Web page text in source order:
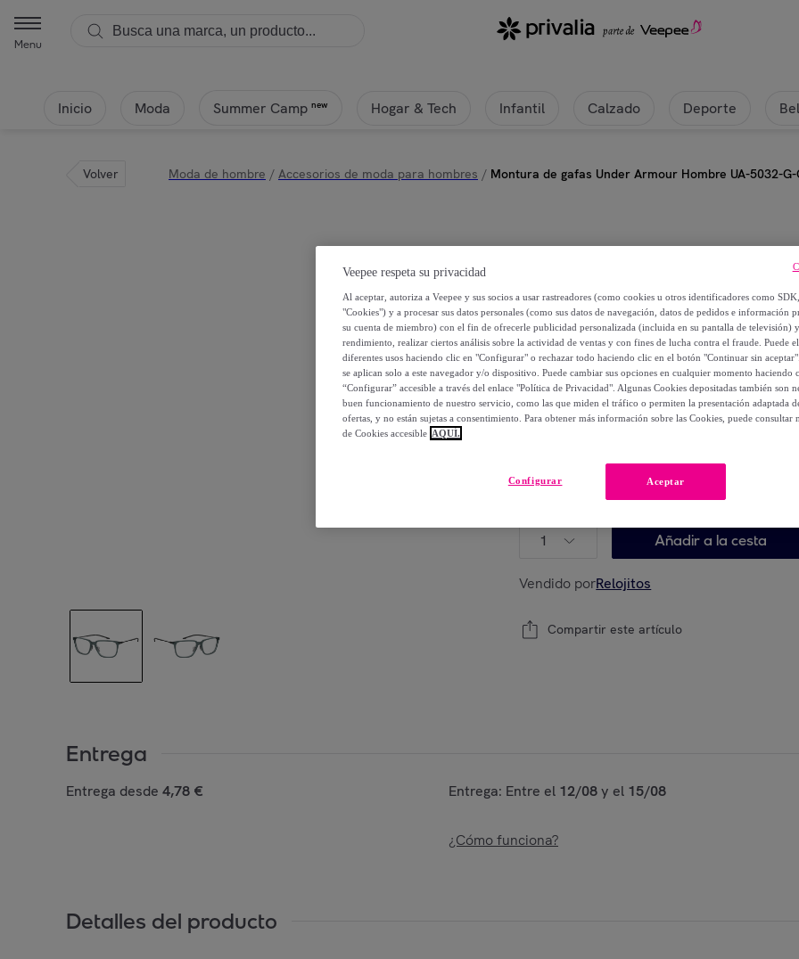
Menu
Inicio Moda Summer Camp new Hogar & Tech Infantil Calzado Deporte
Volver Moda de hombre / Accesorios de moda para hombres / Montura de gafas Under Armour Hombre UA-5032-G-
Montura de gafas Under
44,00 €
165,00 €
-73 %
Están agotándose
Montura de gafas Under Armour
1 Añadir a la cesta
Vendido porRelojitos
Compartir este artículo
Entrega
Entrega desde 4,78 € Entrega: Entre el 12/08y el 15/08
¿Cómo funciona?
Detalles del producto
Veepee respeta su privacidad
Al aceptar, autoriza a Veepee y sus socios a usar rastreadores (como cookies u otros identificadores como
"Cookies") y a procesar sus datos personales (como sus datos de navegación, datos de pedidos e información
su cuenta de miembro) con el fin de ofrecerle publicidad personalizada (incluida en su pantalla de televisión)
rendimiento, realizar ciertos análisis sobre la actividad de ventas y con fines de lucha contra el fraude. Puede
diferentes usos haciendo clic en "Configurar" o rechazar todo haciendo clic en el botón "Continuar sin
se aplican solo a este navegador y/o dispositivo. Puede cambiar sus opciones en cualquier momento haciendo
“Configurar” accesible a través del enlace "Política de Privacidad". Algunas Cookies depositadas también son
buen funcionamiento de nuestro servicio, como las que miden el tráfico o permiten la presentación adaptada
ofertas, y no están sujetas a consentimiento. Para obtener más información sobre las Cookies, puede consultar
de Cookies accesible AQUÍ.
Aceptar
Configurar